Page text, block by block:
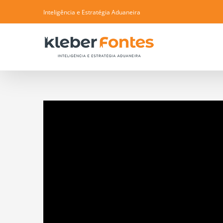
Inteligência e Estratégia Aduaneira